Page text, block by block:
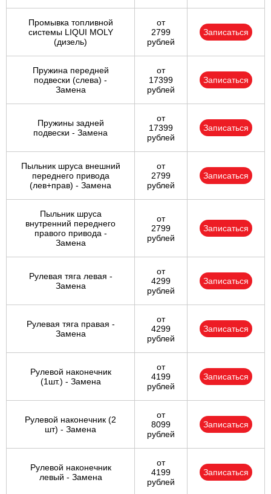
Промывка топливной
системы LIQUI MOLY
(дизель)
от
2799
рублей
Записаться
Пружина передней
подвески (слева) -
Замена
от
17399
рублей
Записаться
Пружины задней
подвески - Замена
от
17399
рублей
Записаться
Пыльник шруса внешний
переднего привода
(лев+прав) - Замена
от
2799
рублей
Записаться
Пыльник шруса
внутренний переднего
правого привода -
Замена
от
2799
рублей
Записаться
Рулевая тяга левая -
Замена
от
4299
рублей
Записаться
Рулевая тяга правая -
Замена
от
4299
рублей
Записаться
Рулевой наконечник
(1шт.) - Замена
от
4199
рублей
Записаться
Рулевой наконечник (2
шт) - Замена
от
8099
рублей
Записаться
Рулевой наконечник
левый - Замена
от
4199
рублей
Записаться